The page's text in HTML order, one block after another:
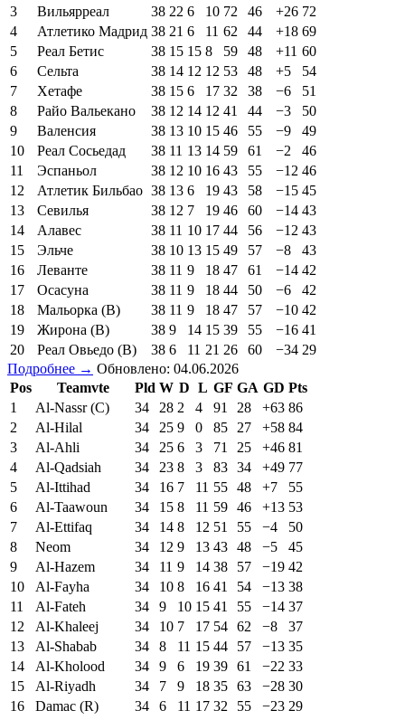
3
Вильярреал 38 22 6 10 72 46 +26 72
4
Атлетико Мадрид 38 21 6 11 62 44 +18 69
5
Реал Бетис 38 15 15 8 59 48 +11 60
6
Сельта 38 14 12 12 53 48 +5
54
7
Хетафе 38 15 6 17 32 38 −6
51
8
Райо Вальекано 38 12 14 12 41 44 −3
50
9
Валенсия 38 13 10 15 46 55 −9
49
10
Реал Сосьедад 38 11 13 14 59 61 −2
46
11
Эспаньол 38 12 10 16 43 55 −12 46
12
Атлетик Бильбао 38 13 6 19 43 58 −15 45
13
Севилья 38 12 7 19 46 60 −14 43
14
Алавес 38 11 10 17 44 56 −12 43
15
Эльче 38 10 13 15 49 57 −8
43
16
Леванте 38 11 9 18 47 61 −14 42
17
Осасуна 38 11 9 18 44 50 −6
42
18
Мальорка (В) 38 11 9 18 47 57 −10 42
19
Жирона (В) 38 9 14 15 39 55 −16 41
20
Реал Овьедо (В) 38 6 11 21 26 60 −34 29
Подробнее → Обновлено: 04.06.2026
Pos
Teamvte Pld W D L GF GA GD Pts
1
Al-Nassr (C) 34 28 2 4 91 28 +63 86
2
Al-Hilal 34 25 9 0 85 27 +58 84
3
Al-Ahli 34 25 6 3 71 25 +46 81
4
Al-Qadsiah 34 23 8 3 83 34 +49 77
5
Al-Ittihad 34 16 7 11 55 48 +7
55
6
Al-Taawoun 34 15 8 11 59 46 +13 53
7
Al-Ettifaq 34 14 8 12 51 55 −4
50
8
Neom 34 12 9 13 43 48 −5
45
9
Al-Hazem 34 11 9 14 38 57 −19 42
10
Al-Fayha 34 10 8 16 41 54 −13 38
11
Al-Fateh 34 9 10 15 41 55 −14 37
12
Al-Khaleej 34 10 7 17 54 62 −8
37
13
Al-Shabab 34 8 11 15 44 57 −13 35
14
Al-Kholood 34 9 6 19 39 61 −22 33
15
Al-Riyadh 34 7 9 18 35 63 −28 30
16
Damac (R) 34 6 11 17 32 55 −23 29